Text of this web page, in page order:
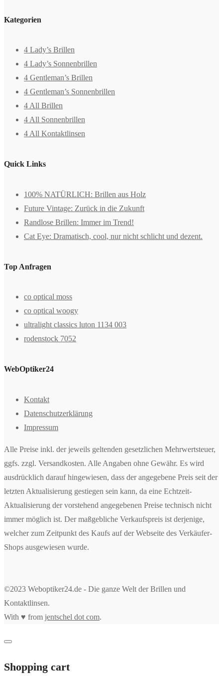
Kategorien
4 Lady’s Brillen
4 Lady’s Sonnenbrillen
4 Gentleman’s Brillen
4 Gentleman’s Sonnenbrillen
4 All Brillen
4 All Sonnenbrillen
4 All Kontaktlinsen
Quick Links
100% NATÜRLICH: Brillen aus Holz
Future Vintage: Zurück in die Zukunft
Randlose Brillen: Immer im Trend!
Cat Eye: Dramatisch, cool, nur nicht schlicht und dezent.
Top Anfragen
co optical moss
co optical woogy
ultralight classics luton 1134 003
rodenstock 7052
WebOptiker24
Kontakt
Datenschutzerklärung
Impressum
Alle Preise inkl. der jeweils geltenden gesetzlichen Mehrwertsteuer,
ggfs. zzgl. Versandkosten. Alle Angaben ohne Gewähr. Es wird
ausdrücklich darauf hingewiesen, dass der angegebene Preis seit der
letzten Aktualisierung gestiegen sein kann, da eine Echtzeit-
Aktualisierung der vorstehend angegebenen Preise technisch nicht
immer möglich ist. Der maßgebliche Verkaufspreis ist derjenige,
welcher zum Zeitpunkt des Kaufs auf der Webseite des Verkäufer-
Shops ausgewiesen wurde.
©2023 Weboptiker24.de - Die ganze Welt der Brillen und
Kontaktlinsen.
With ♥ from jentschel dot com.
Shopping cart